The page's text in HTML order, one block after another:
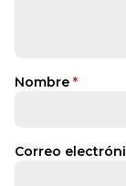
Nombre *
Correo